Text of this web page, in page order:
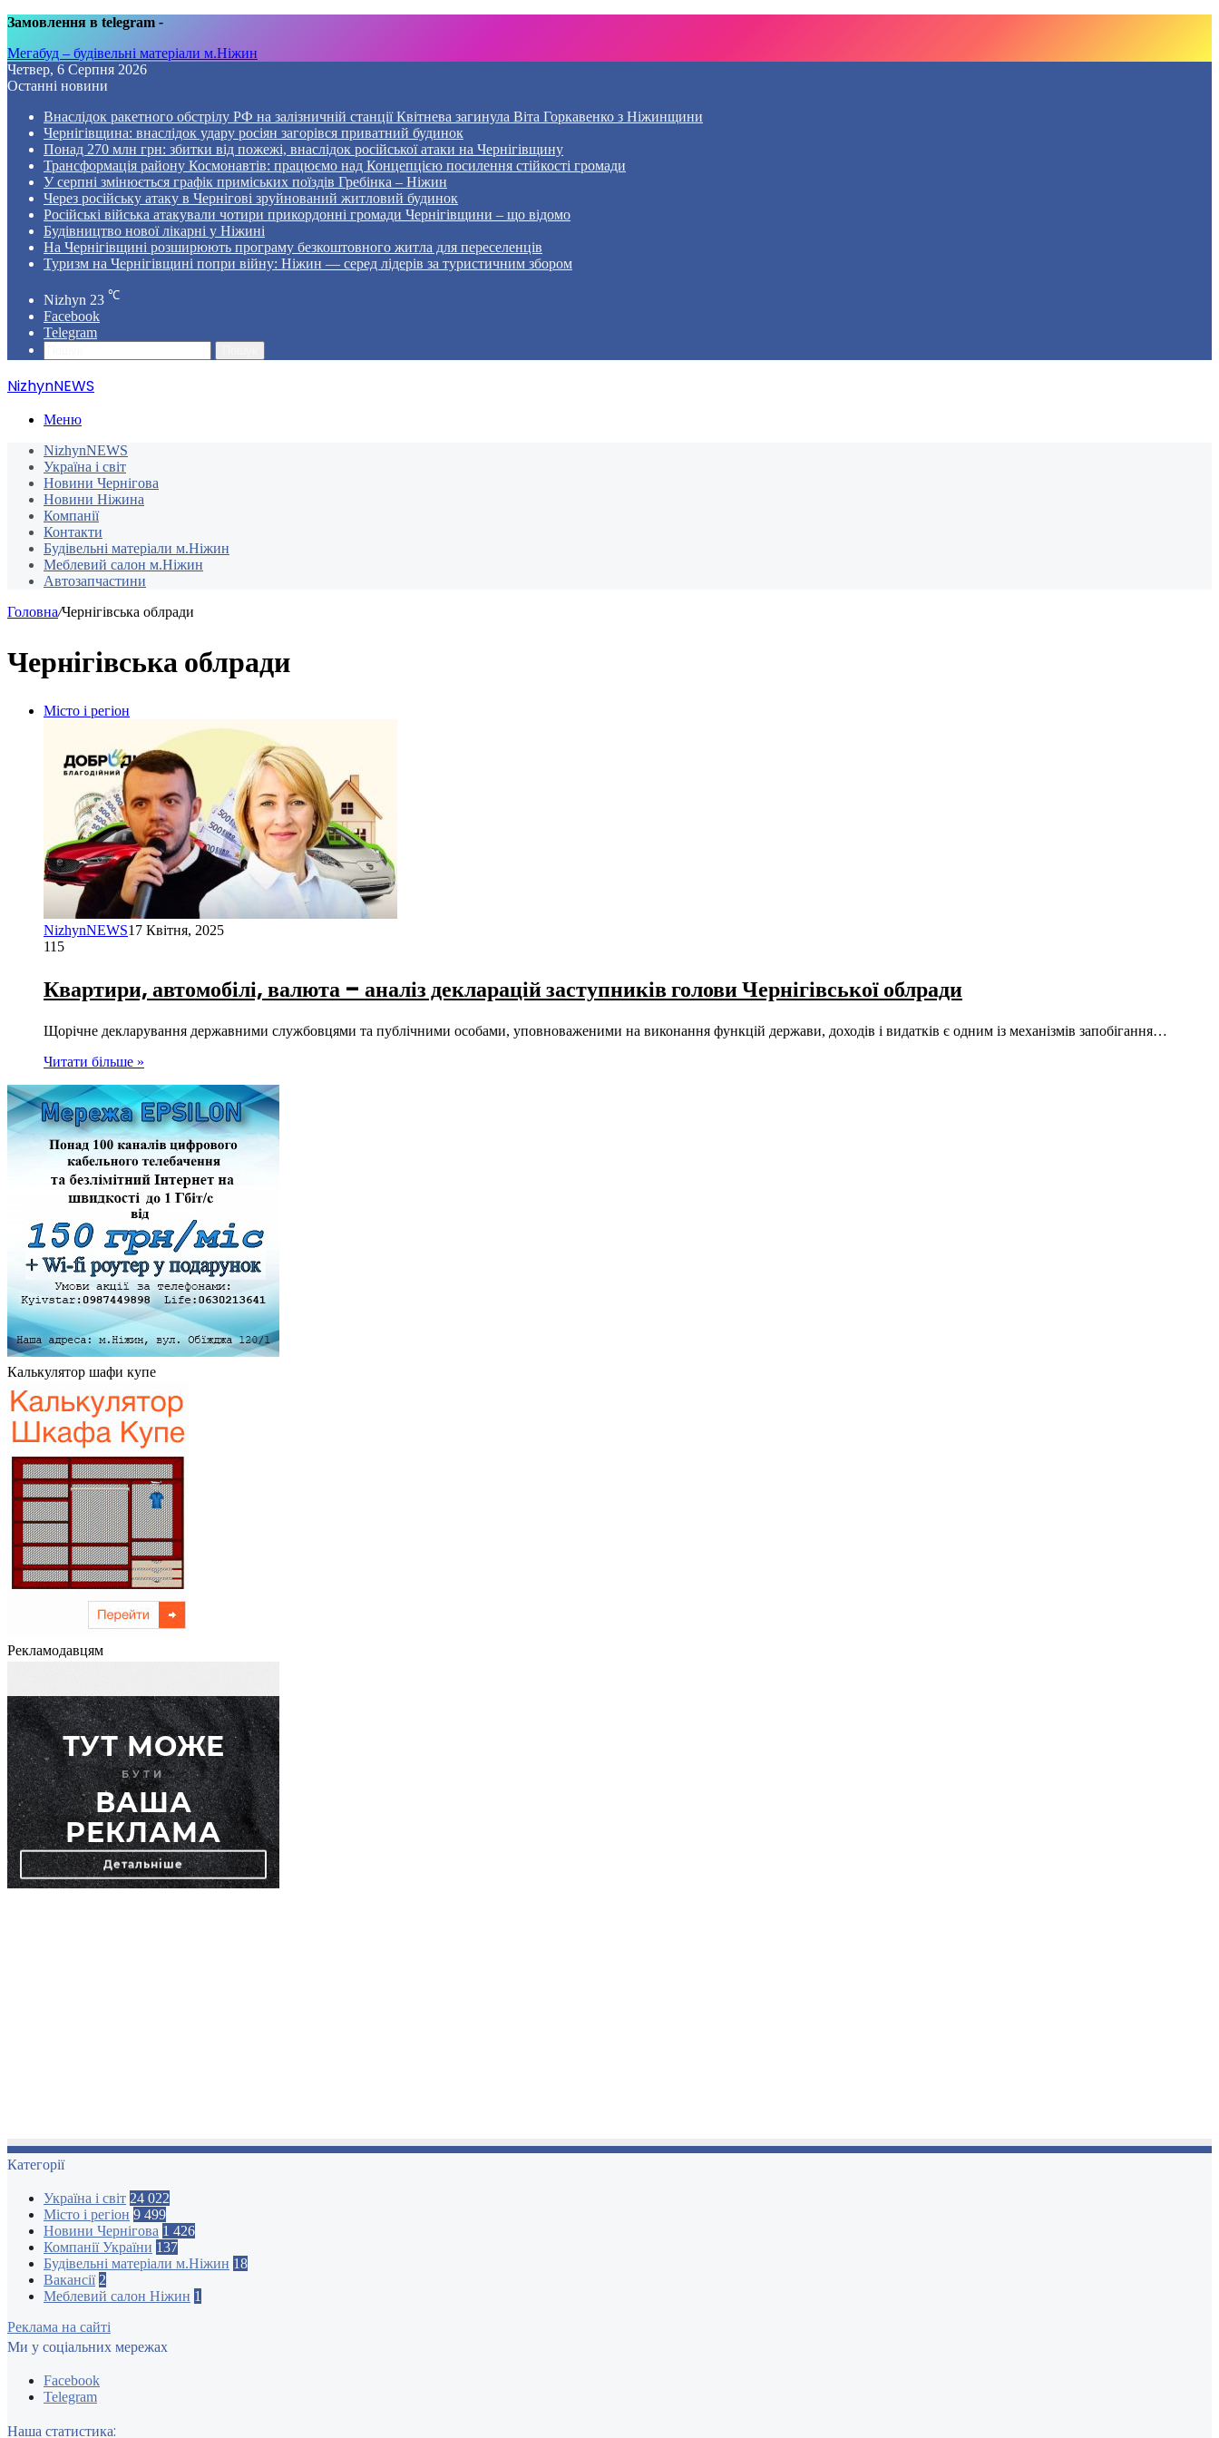
Замовлення в telegram -
Мегабуд – будівельні матеріали м.Ніжин
Четвер, 6 Серпня 2026
Останні новини
Внаслідок ракетного обстрілу РФ на залізничній станції Квітнева загинула Віта Горкавенко з Ніжинщини
Чернігівщина: внаслідок удару росіян загорівся приватний будинок
Понад 270 млн грн: збитки від пожежі, внаслідок російської атаки на Чернігівщину
Трансформація району Космонавтів: працюємо над Концепцією посилення стійкості громади
У серпні змінюється графік приміських поїздів Гребінка – Ніжин
Через російську атаку в Чернігові зруйнований житловий будинок
Російські війська атакували чотири прикордонні громади Чернігівщини – що відомо
Будівництво нової лікарні у Ніжині
На Чернігівщині розширюють програму безкоштовного житла для переселенців
Туризм на Чернігівщині попри війну: Ніжин — серед лідерів за туристичним збором
Nizhyn 23 ℃
Facebook
Telegram
NizhynNEWS
Меню
NizhynNEWS
Україна і світ
Новини Чернігова
Новини Ніжина
Компанії
Контакти
Будівельні матеріали м.Ніжин
Меблевий салон м.Ніжин
Автозапчастини
Головна/Чернігівська облради
Чернігівська облради
Місто і регіон
NizhynNEWS17 Квітня, 2025
115
Квартири, автомобілі, валюта – аналіз декларацій заступників голови Чернігівської облради
Щорічне декларування державними службовцями та публічними особами, уповноваженими на виконання функцій держави, доходів і видатків є одним із механізмів запобігання…
Читати більше »
Калькулятор шафи купе
Рекламодавцям
Категорії
Україна і світ 24 022
Місто і регіон 9 499
Новини Чернігова 1 426
Компанії України 137
Будівельні матеріали м.Ніжин 18
Вакансії 2
Меблевий салон Ніжин 1
Реклама на сайті
Ми у соціальних мережах
Facebook
Telegram
Наша статистика: